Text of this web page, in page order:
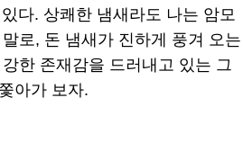
다. 상쾌한 냄새라도 나는 암모
로, 돈 냄새가 진하게 풍겨 오는
한 존재감을 드러내고 있는 그
아가 보자.